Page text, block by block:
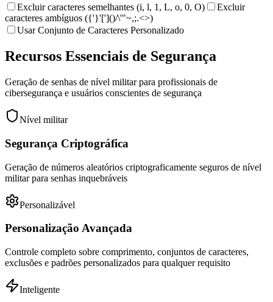
Excluir caracteres semelhantes (i, l, 1, L, o, 0, O)
Excluir
caracteres ambíguos ({'}'[']()/\'"~,;.<>)
Usar Conjunto de Caracteres Personalizado
Recursos Essenciais de Segurança
Geração de senhas de nível militar para profissionais de
cibersegurança e usuários conscientes de segurança
Nível militar
Segurança Criptográfica
Geração de números aleatórios criptograficamente seguros de nível
militar para senhas inquebráveis
Personalizável
Personalização Avançada
Controle completo sobre comprimento, conjuntos de caracteres,
exclusões e padrões personalizados para qualquer requisito
Inteligente